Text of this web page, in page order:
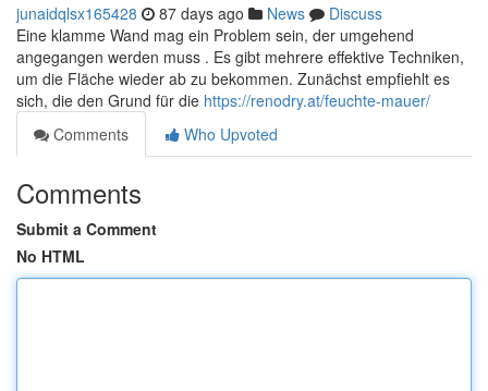
junaidqlsx165428 87 days ago News
Discuss
Eine klamme Wand mag ein Problem sein, der umgehend
angegangen werden muss . Es gibt mehrere effektive Techniken,
um die Fläche wieder ab zu bekommen. Zunächst empfiehlt es
sich, die den Grund für die https://renodry.at/feuchte-mauer/
Comments
Who Upvoted
Comments
Submit a Comment
No HTML